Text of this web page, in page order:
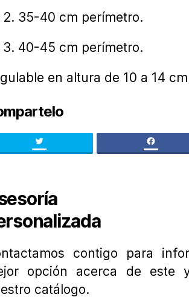
2. 35-40 cm perímetro.
3. 40-45 cm perímetro.
en altura de 10 a 14
Twitter facebook
contigo para
opción acerca de este
catálogo.